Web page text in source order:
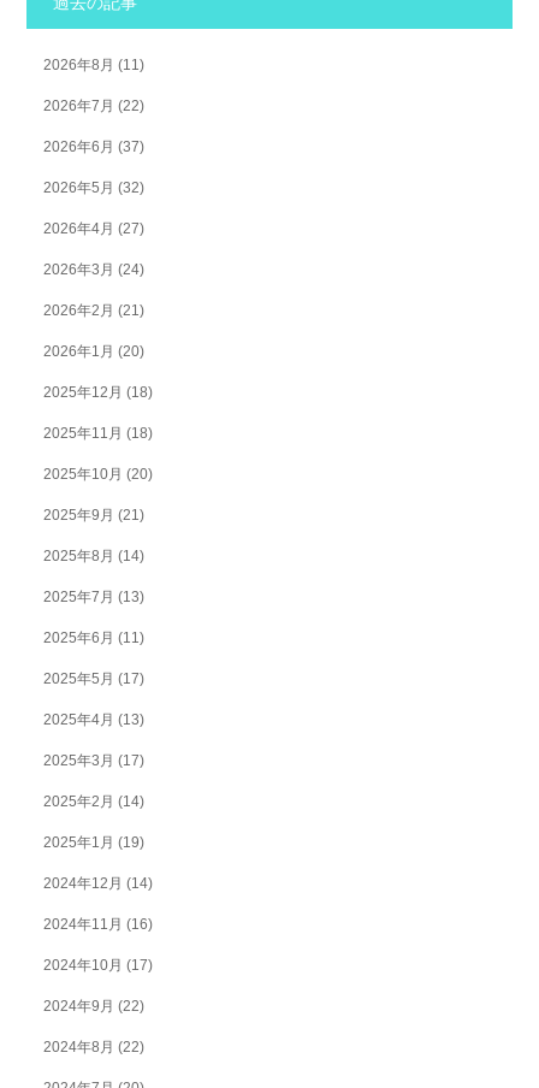
2026年8月 (11)
2026年7月 (22)
2026年6月 (37)
2026年5月 (32)
2026年4月 (27)
2026年3月 (24)
2026年2月 (21)
2026年1月 (20)
2025年12月 (18)
2025年11月 (18)
2025年10月 (20)
2025年9月 (21)
2025年8月 (14)
2025年7月 (13)
2025年6月 (11)
2025年5月 (17)
2025年4月 (13)
2025年3月 (17)
2025年2月 (14)
2025年1月 (19)
2024年12月 (14)
2024年11月 (16)
2024年10月 (17)
2024年9月 (22)
2024年8月 (22)